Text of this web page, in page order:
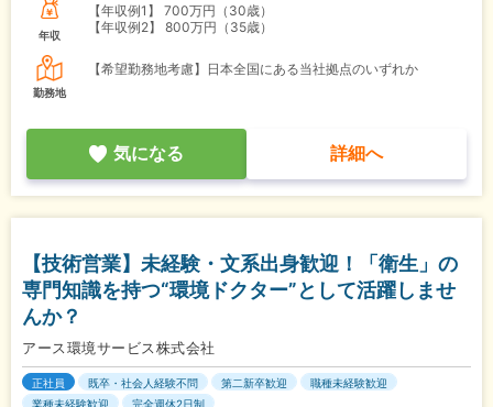
年収
【年収例1】
700万円（30歳）
【年収例2】
800万円（35歳）
勤務地
【希望勤務地考慮】日本全国にある当社拠点のいずれか
気になる 詳細へ
【技術営業】未経験・文系出身歓迎！「衛生」の
専門知識を持つ“環境ドクター”として活躍しませ
んか？
アース環境サービス株式会社
正社員 既卒・社会人経験不問 第二新卒歓迎
職種未経験歓迎
業種未経験歓迎
完全週休2日制